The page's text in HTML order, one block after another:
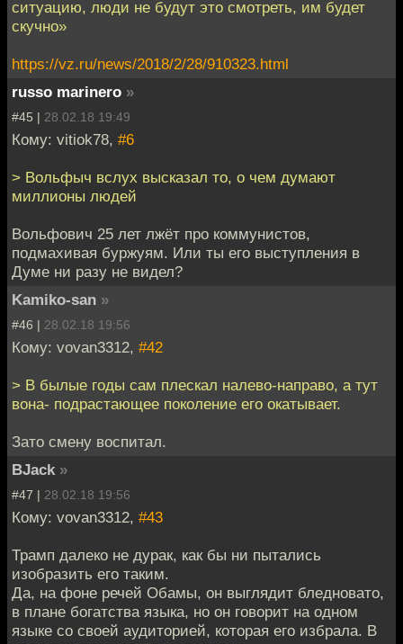
ситуацию, люди не будут это смотреть, им будет
скучно»
https://vz.ru/news/2018/2/28/910323.html
russo marinero »
#45 | 28.02.18 19:49
Кому: vitiok78, #6
> Вольфыч вслух высказал то, о чем думают
миллионы людей
Вольфович 25 лет лжёт про коммунистов,
подмахивая буржуям. Или ты его выступления в
Думе ни разу не видел?
Kamiko-san »
#46 | 28.02.18 19:56
Кому: vovan3312, #42
> В былые годы сам плескал налево-направо, а тут
вона- подрастающее поколение его окатывает.
Зато смену воспитал.
BJack »
#47 | 28.02.18 19:56
Кому: vovan3312, #43
Трамп далеко не дурак, как бы ни пытались
изобразить его таким.
Да, на фоне речей Обамы, он выглядит бледновато,
в плане богатства языка, но он говорит на одном
языке со своей аудиторией, которая его избрала. В